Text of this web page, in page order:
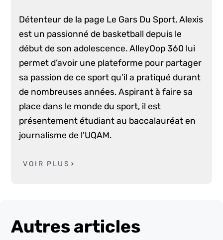
Détenteur de la page Le Gars Du Sport, Alexis
est un passionné de basketball depuis le
début de son adolescence. AlleyOop 360 lui
permet d’avoir une plateforme pour partager
sa passion de ce sport qu’il a pratiqué durant
de nombreuses années. Aspirant à faire sa
place dans le monde du sport, il est
présentement étudiant au baccalauréat en
journalisme de l'UQAM.
VOIR PLUS
Autres articles